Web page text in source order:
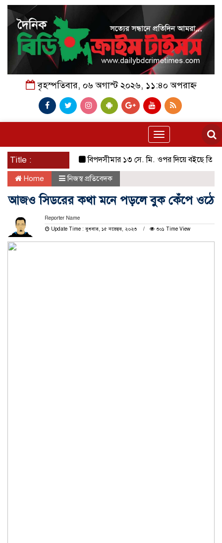
বৃহস্পতিবার, ০৬ অগাস্ট ২০২৬, ১১:৪০ অপরাহ্ন
Toggle
navigation
Title : বিপদসীমার ১৩ সে. মি. ওপর দিয়ে বইছে তিস্তার পানি
Home নিজস্ব প্রতিবেদক
আজও সিডরের কথা মনে পড়লে বুক কেঁপে ওঠে
Reporter Name
Update Time : বুধবার, ১৫ নভেম্বর, ২০২৩
৩০১ Time View